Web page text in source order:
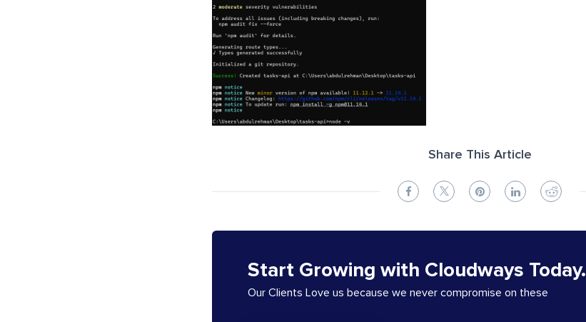
Share This Article
Start Growing with Cloudways Today.
Our Clients Love us because we never compromise on these